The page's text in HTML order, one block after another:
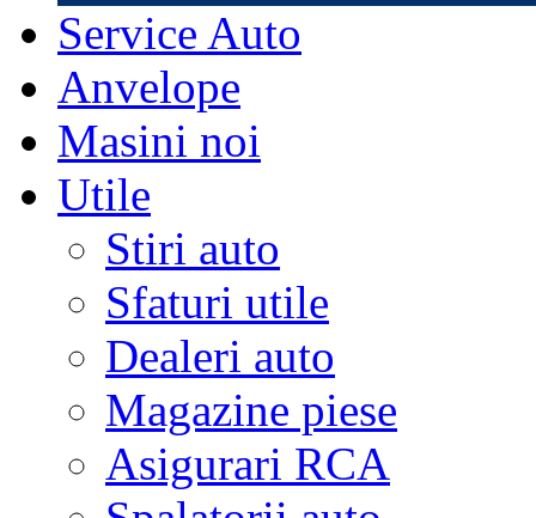
Service Auto
Anvelope
Masini noi
Utile
Stiri auto
Sfaturi utile
Dealeri auto
Magazine piese
Asigurari RCA